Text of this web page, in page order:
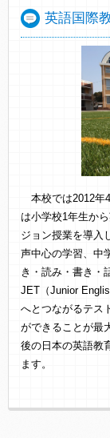
英語国際
本校では2012年
は小学校1年生か
ジョン授業を導入
声中心の学習、中
き・読み・書き・
JET（Junior
へとつながるテス
ができることが最
後の日本の英語教
ます。